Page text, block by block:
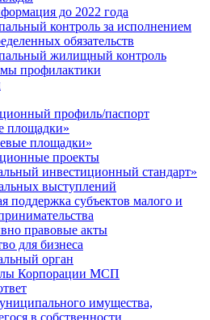
до 2022 года
контроль за исполнением
обязательств
жилищный контроль
профилактики
профиль/паспорт
площадки»
площадки»
проекты
инвестиционный стандарт»
выступлений
поддержка субъектов малого и
правовые акты
для бизнеса
орган
Корпорации МСП
имущества,
в собственности